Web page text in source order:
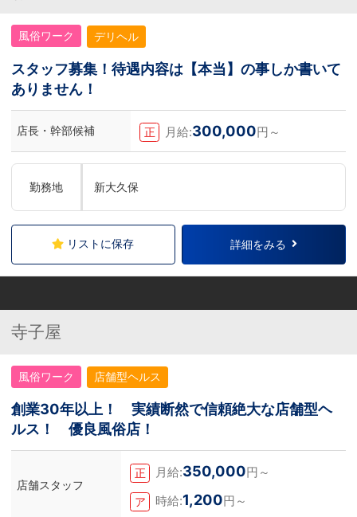
風俗ワーク デリヘル
スタッフ募集！待遇内容は【本当】の事しか書いて
ありません！
店長・幹部候補 正 月給:300,000円～
勤務地 新大久保
リストに保存 詳細をみる
寺子屋
風俗ワーク 店舗型ヘルス
創業30年以上！ 実績断然で信頼絶大な店舗型ヘ
ルス！ 優良風俗店！
店舗スタッフ
正 月給:350,000円～
ア 時給:1,200円～